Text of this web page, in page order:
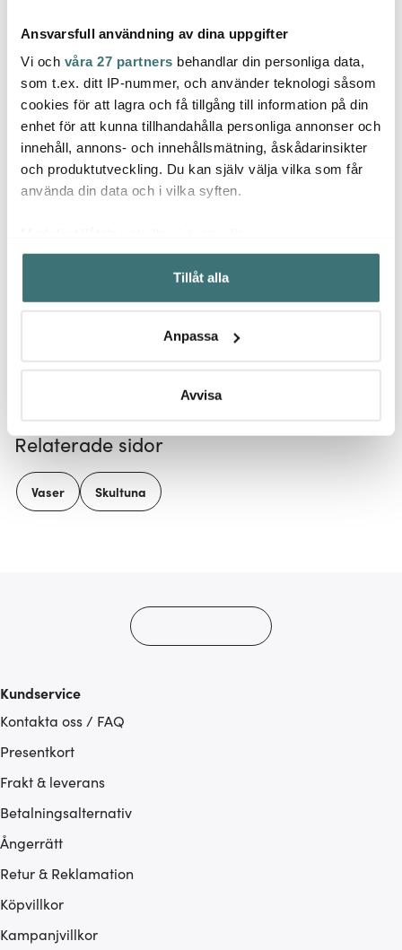
Ansvarsfull användning av dina uppgifter
Vi och våra 27 partners behandlar din personliga data,
som t.ex. ditt IP-nummer, och använder teknologi såsom
cookies för att lagra och få tillgång till information på din
enhet för att kunna tillhandahålla personliga annonser och
innehåll, annons- och innehållsmätning, åskådarinsikter
och produktutveckling. Du kan själv välja vilka som får
använda din data och i vilka syften.
Samla in information om din geografiska plats som
kan ha en noggrannhet på upp till flera meter
Identifiera din enhet genom att aktivt skanna den för
Ta reda på mer om hur dina personliga uppgifter
Du kan ändra eller dra tillbaka ditt samtycke när som
Vi använder cookies för att innehållet och annonserna
ska anpassas efter det som vi tror att du tycker om. Det
gör också att vi kan analysera vår trafik och göra
Tillåt alla
Anpassa
Avvisa
Skultuna
Skultuna Hjärta stort
6,5 cm
850 kr
Skultuna
Skultuna Putsmedel 100
ml
300 kr
Låt dig inspireras av våra kunder
Relaterade sidor
Vaser Skultuna
Kundservice
Kontakta oss / FAQ
Presentkort
Frakt & leverans
Betalningsalternativ
Ångerrätt
Retur & Reklamation
Köpvillkor
Kampanjvillkor